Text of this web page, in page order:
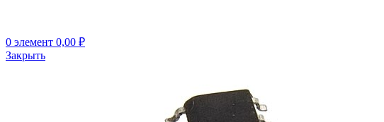
0 элемент 0,00 ₽
Закрыть